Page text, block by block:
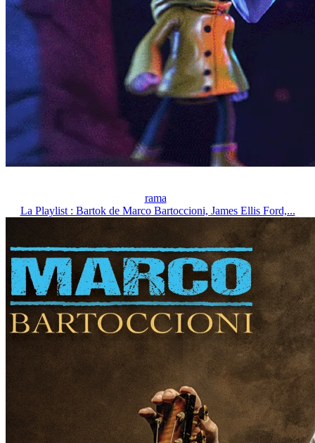
rama
La Playlist : Bartok de Marco Bartoccioni, James Ellis Ford,...